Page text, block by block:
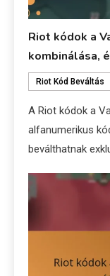
Riot kódok a
kombinálása,
Riot Kód Beváltás
A Riot kódok a
alfanumerikus
beválthatnak